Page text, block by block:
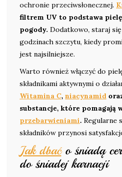
ochronie przeciwsłonecznej.
filtrem UV to podstawa
pogody. Dodatkowo, staraj
godzinach szczytu, kiedy
jest najsilniejsze.
Warto również włączyć do
składnikami aktywnymi o
Witamina C, niacynamid
substancje, które pomagają
przebarwieniami. Regularne
składników przynosi
Jak dbaćo śniadą
do śniadej karnacji